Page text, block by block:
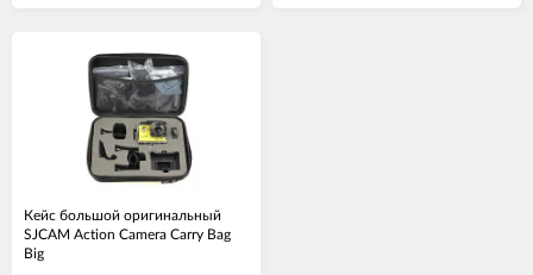
Кейс большой оригинальный
SJCAM Action Camera Carry Bag
Big